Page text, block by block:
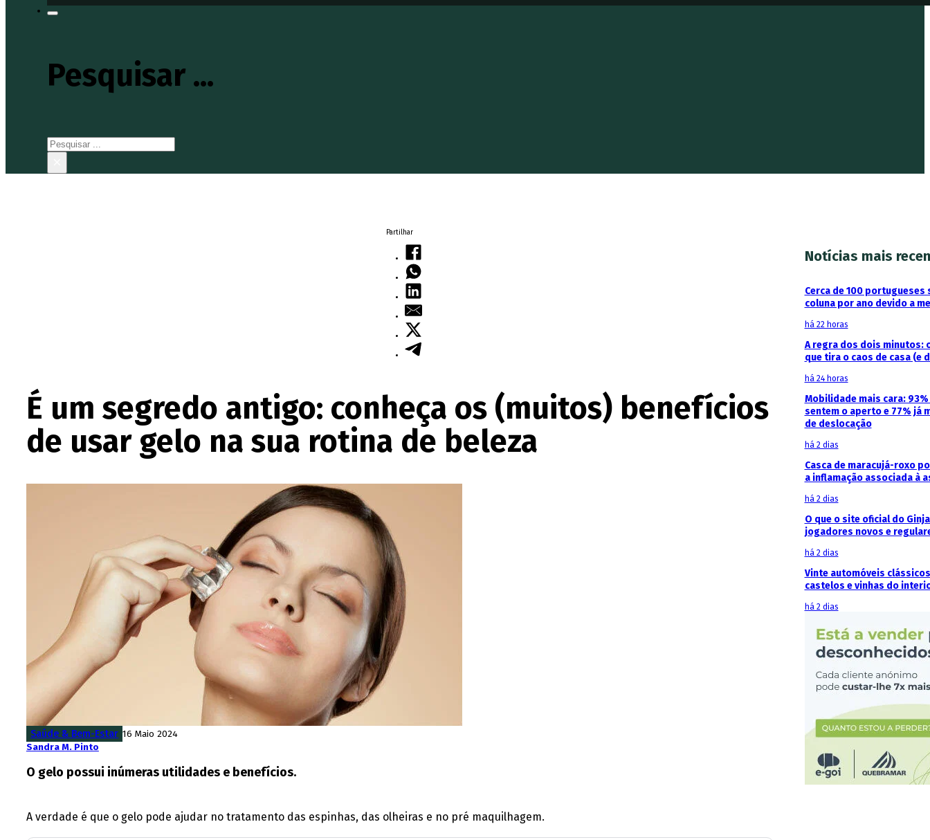
Pesquisar ...
Pesquisar
Partilhar
É um segredo antigo: conheça os (muitos) benefícios
de usar gelo na sua rotina de beleza
Saúde & Bem-Estar 16 Maio 2024
Sandra M. Pinto
O gelo possui inúmeras utilidades e benefícios.
A verdade é que o gelo pode ajudar no tratamento das espinhas, das olheiras e no pré maquilhagem.
Notícias mais
Cerca de 100 portugueses
coluna por ano devido a
há 22 horas
A regra dos dois minutos:
que tira o caos de casa (e
há 24 horas
Mobilidade mais cara:
sentem o aperto e 77% já
de deslocação
há 2 dias
Casca de maracujá-roxo
a inflamação associada à
há 2 dias
O que o site oficial do
jogadores novos e
há 2 dias
Vinte automóveis
castelos e vinhas do
há 2 dias